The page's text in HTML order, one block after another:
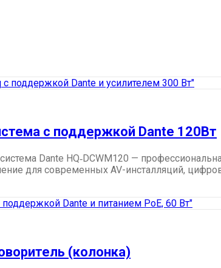
с поддержкой Dante 120Вт
Dante HQ‑DCWM120 —
для современных AV-инсталляций,
(колонка)